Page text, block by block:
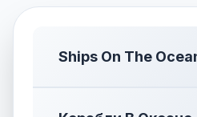
Ships On The